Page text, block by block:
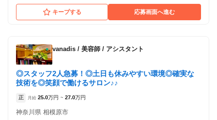
Mauloa hair salon
各店舗の特色（詳しい給与、一緒に働くスタッフ、サービスメニュー、客層
など）が見られます
キープする 応募画面へ進む
vanadis / 美容師 / アシスタント
◎スタッフ2人急募！◎土日も休みやすい環境◎確実な
技術を◎笑顔で働けるサロン♪♪
正 月給 25.0万円 ~ 27.0万円
神奈川県 相模原市